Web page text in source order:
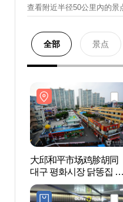
查看附近半径50公里內的景
全部 景点
大邱和平市场鸡胗胡同
대구 평화시장 닭똥집 골
목